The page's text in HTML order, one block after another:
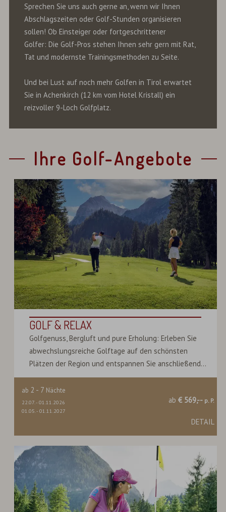
Sprechen Sie uns auch gerne an, wenn wir Ihnen
Abschlagszeiten oder Golf-Stunden organisieren
sollen! Ob Einsteiger oder fortgeschrittener
Golfer: Die Golf-Pros stehen Ihnen sehr gern mit Rat,
Tat und modernste Trainingsmethoden zu Seite.
Und bei Lust auf noch mehr Golfen in Tirol erwartet
Sie in Achenkirch (12 km vom Hotel Kristall) ein
reizvoller 9-Loch Golfplatz.
Ihre Golf-Angebote
GOLF & RELAX
Golfgenuss, Bergluft und pure Erholung: Erleben Sie
abwechslungsreiche Golftage auf den schönsten
Plätzen der Region und entspannen Sie anschließend...
ab 2 - 7 Nächte
22.07.-01.11.2026
01.05.-01.11.2027
ab € 569,-- p. P.
DETAIL